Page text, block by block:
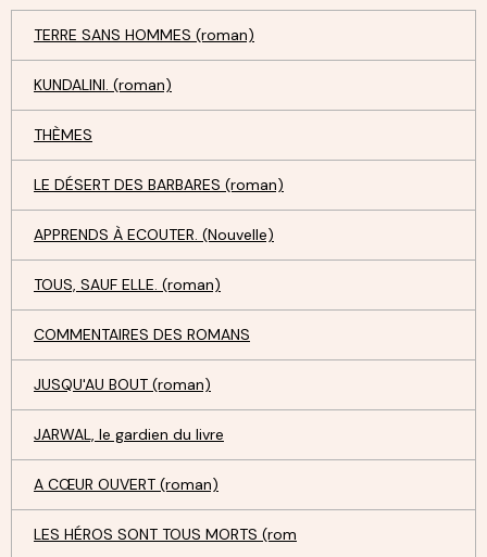
TERRE SANS HOMMES (roman)
KUNDALINI. (roman)
THÈMES
LE DÉSERT DES BARBARES (roman)
APPRENDS À ECOUTER. (Nouvelle)
TOUS, SAUF ELLE. (roman)
COMMENTAIRES DES ROMANS
JUSQU'AU BOUT (roman)
JARWAL, le gardien du livre
A CŒUR OUVERT (roman)
LES HÉROS SONT TOUS MORTS (rom